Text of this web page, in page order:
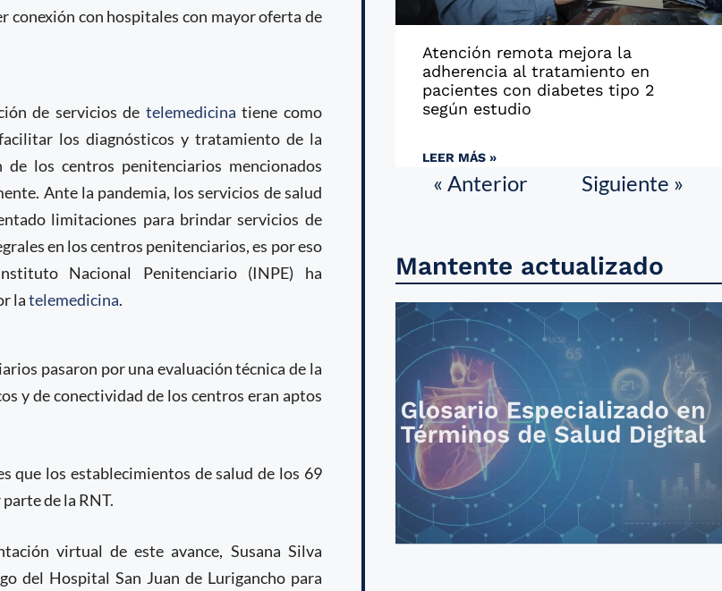
conexión con hospitales con mayor oferta de
de servicios de telemedicina tiene como
los diagnósticos y tratamiento de la
de los centros penitenciarios mencionados
Ante la pandemia, los servicios de salud
limitaciones para brindar servicios de
en los centros penitenciarios, es por eso
Nacional Penitenciario (INPE) ha
latelemedicina.
pasaron por una evaluación técnica de la
y de conectividad de los centros eran aptos
que los establecimientos de salud de los 69
de la RNT.
virtual de este avance, Susana Silva
del Hospital San Juan de Lurigancho para
Atención remota mejora la
adherencia al tratamiento en
pacientes con diabetes tipo 2
según estudio
LEER MÁS »
« Anterior Siguiente »
Mantente actualizado